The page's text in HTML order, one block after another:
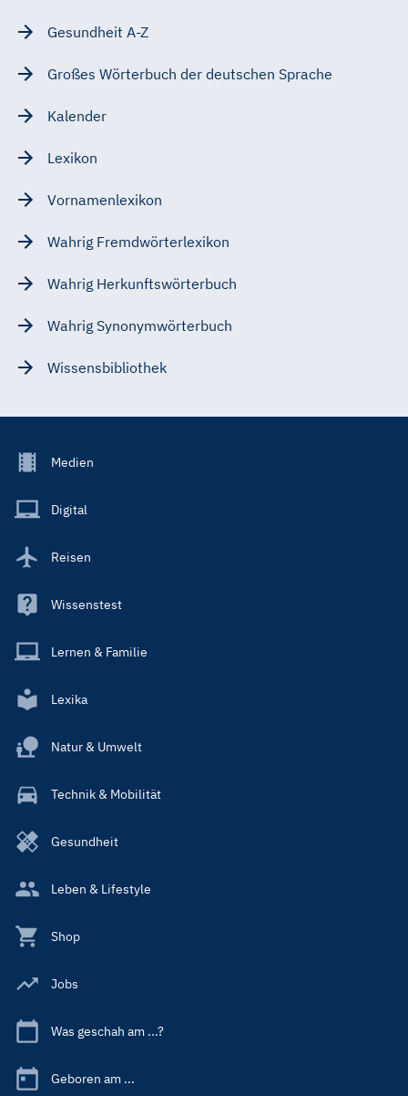
Gesundheit A-Z
Großes Wörterbuch der deutschen Sprache
Kalender
Lexikon
Vornamenlexikon
Wahrig Fremdwörterlexikon
Wahrig Herkunftswörterbuch
Wahrig Synonymwörterbuch
Wissensbibliothek
Footer
Main
Medien
Digital
Reisen
Wissenstest
Lernen & Familie
Lexika
Natur & Umwelt
Technik & Mobilität
Gesundheit
Leben & Lifestyle
Shop
Jobs
Was geschah am ...?
Geboren am ...